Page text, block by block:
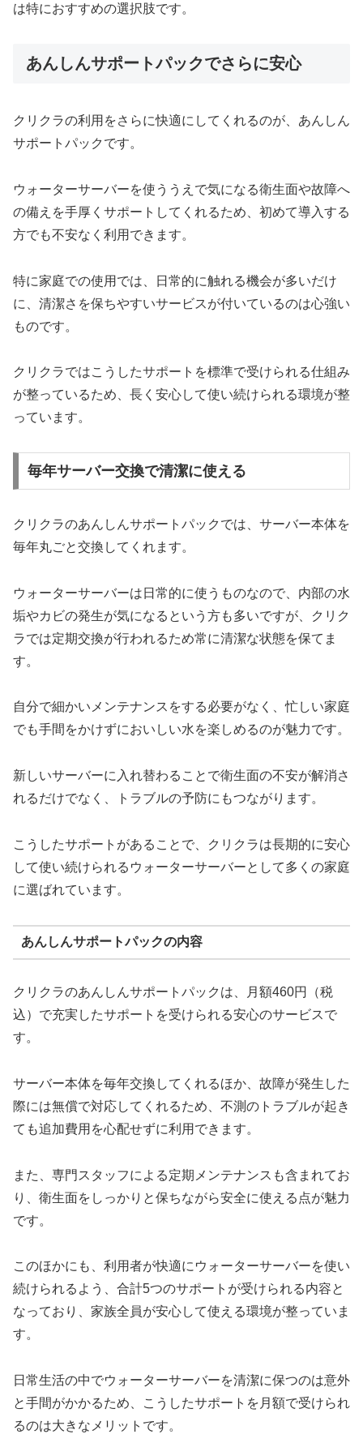
は特におすすめの選択肢です。
あんしんサポートパックでさらに安心
クリクラの利用をさらに快適にしてくれるのが、あんしん
サポートパックです。
ウォーターサーバーを使ううえで気になる衛生面や故障へ
の備えを手厚くサポートしてくれるため、初めて導入する
方でも不安なく利用できます。
特に家庭での使用では、日常的に触れる機会が多いだけ
に、清潔さを保ちやすいサービスが付いているのは心強い
ものです。
クリクラではこうしたサポートを標準で受けられる仕組み
が整っているため、長く安心して使い続けられる環境が整
っています。
毎年サーバー交換で清潔に使える
クリクラのあんしんサポートパックでは、サーバー本体を
毎年丸ごと交換してくれます。
ウォーターサーバーは日常的に使うものなので、内部の水
垢やカビの発生が気になるという方も多いですが、クリク
ラでは定期交換が行われるため常に清潔な状態を保てま
す。
自分で細かいメンテナンスをする必要がなく、忙しい家庭
でも手間をかけずにおいしい水を楽しめるのが魅力です。
新しいサーバーに入れ替わることで衛生面の不安が解消さ
れるだけでなく、トラブルの予防にもつながります。
こうしたサポートがあることで、クリクラは長期的に安心
して使い続けられるウォーターサーバーとして多くの家庭
に選ばれています。
あんしんサポートパックの内容
クリクラのあんしんサポートパックは、月額460円（税
込）で充実したサポートを受けられる安心のサービスで
す。
サーバー本体を毎年交換してくれるほか、故障が発生した
際には無償で対応してくれるため、不測のトラブルが起き
ても追加費用を心配せずに利用できます。
また、専門スタッフによる定期メンテナンスも含まれてお
り、衛生面をしっかりと保ちながら安全に使える点が魅力
です。
このほかにも、利用者が快適にウォーターサーバーを使い
続けられるよう、合計5つのサポートが受けられる内容と
なっており、家族全員が安心して使える環境が整っていま
す。
日常生活の中でウォーターサーバーを清潔に保つのは意外
と手間がかかるため、こうしたサポートを月額で受けられ
るのは大きなメリットです。